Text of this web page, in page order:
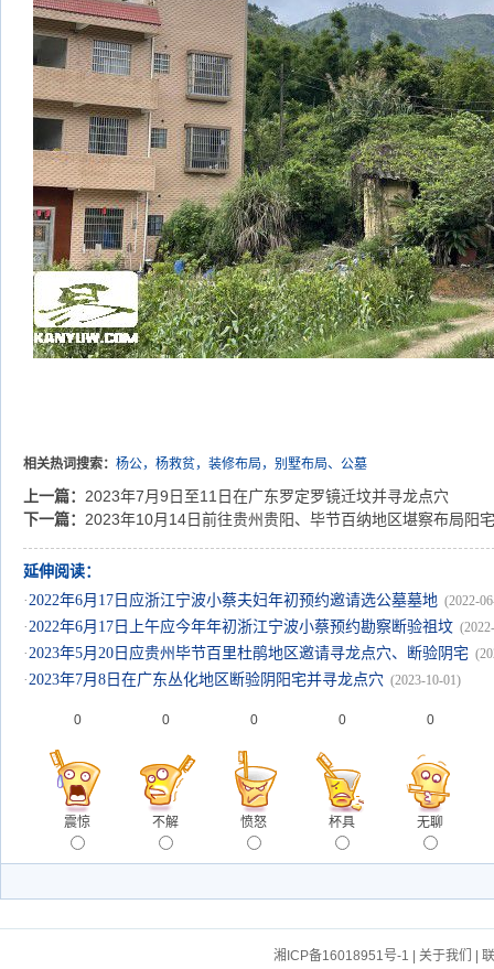
相关热词搜索： 杨公，杨救贫，装修布局，别墅布局、公墓
上一篇： 2023年7月9日至11日在广东罗定罗镜迁坟并寻龙点穴
下一篇： 2023年10月14日前往贵州贵阳、毕节百纳地区堪察布局阳
延伸阅读：
·2022年6月17日应浙江宁波小蔡夫妇年初预约邀请选公墓墓地 (2022-
·2022年6月17日上午应今年年初浙江宁波小蔡预约勘察断验祖坟
·2023年5月20日应贵州毕节百里杜鹃地区邀请寻龙点穴、断验阴宅
·2023年7月8日在广东丛化地区断验阴阳宅并寻龙点穴 (2023-10-01)
0
震惊
0
不解
0
愤怒
0
杯具
0
无聊
湘ICP备16018951号-1 关于我们